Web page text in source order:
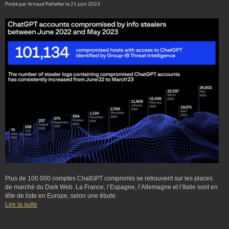
Posté par Arnaud Pelletier le 21 juin 2023
Plus de 100 000 comptes ChatGPT compromis se retrouvent sur les places
de marché du Dark Web. La France, l’Espagne, l’Allemagne et l’Italie sont en
tête de liste en Europe, selon une étude.
Lire la suite